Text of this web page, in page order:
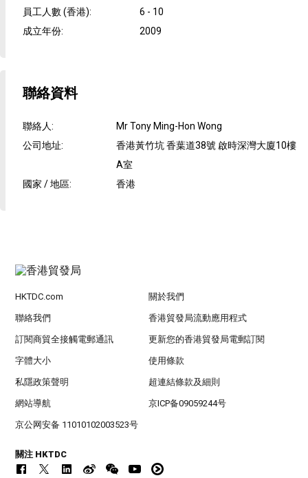
員工人數 (香港):
6 - 10
成立年份: 2009
聯絡資料
聯絡人:
Mr Tony Ming-Hon Wong
公司地址:
香港黃竹坑 香葉道38號 啟時深灣大廈10樓
A室
國家 / 地區: 香港
HKTDC.com 關於我們
聯絡我們 香港貿發局流動應用程式
訂閱商貿全接觸電郵通訊 更新您的香港貿發局電郵訂閱
字體大小 使用條款
私隱政策聲明 超連結條款及細則
網站導航 京ICP备09059244号
京公网安备 11010102003523号
關注 HKTDC